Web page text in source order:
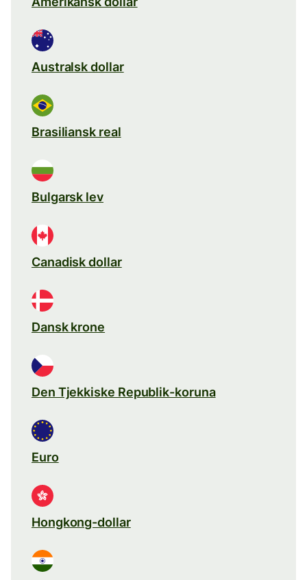
Australsk dollar
Brasiliansk real
Bulgarsk lev
Canadisk dollar
Dansk krone
Den Tjekkiske Republik-koruna
Euro
Hongkong-dollar